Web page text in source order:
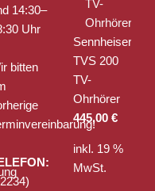
14:30–
Uhr
bitten
Sennheiser
TVS 200
TV-
Ohrhörer
445,00 €
inkl. 19 %
MwSt.